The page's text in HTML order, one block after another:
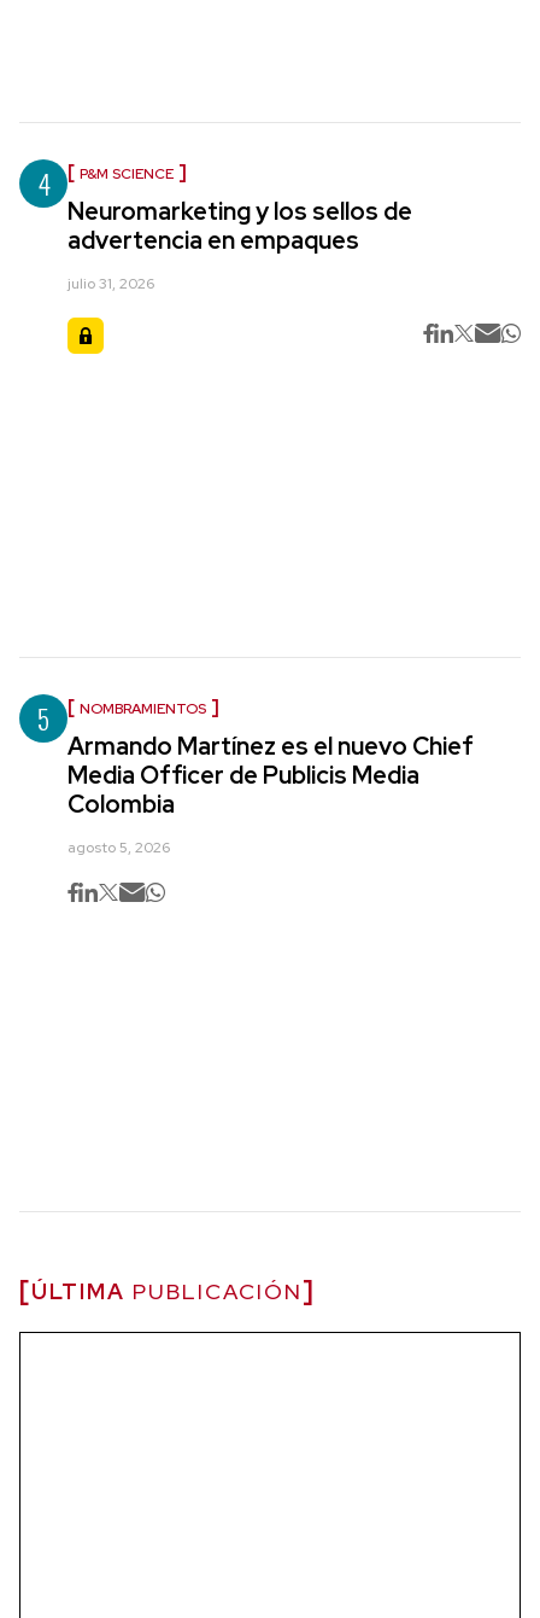
4 P&M SCIENCE
Neuromarketing y los sellos de
advertencia en empaques
julio 31, 2026
5 NOMBRAMIENTOS
Armando Martínez es el nuevo Chief
Media Officer de Publicis Media
Colombia
agosto 5, 2026
ÚLTIMA PUBLICACIÓN